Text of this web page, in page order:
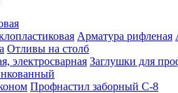
Арматура рифленая
Отливы на столб
электросварная Заглушки для
Профнастил заборный С-8